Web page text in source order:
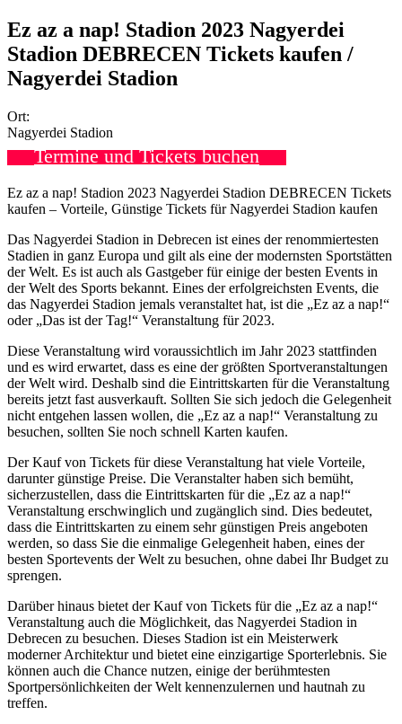
Ez az a nap! Stadion 2023 Nagyerdei
Stadion DEBRECEN Tickets kaufen /
Nagyerdei Stadion
Ort:
Nagyerdei Stadion
Termine und Tickets buchen
Ez az a nap! Stadion 2023 Nagyerdei Stadion DEBRECEN Tickets
kaufen – Vorteile, Günstige Tickets für Nagyerdei Stadion kaufen
Das Nagyerdei Stadion in Debrecen ist eines der renommiertesten
Stadien in ganz Europa und gilt als eine der modernsten Sportstätten
der Welt. Es ist auch als Gastgeber für einige der besten Events in
der Welt des Sports bekannt. Eines der erfolgreichsten Events, die
das Nagyerdei Stadion jemals veranstaltet hat, ist die „Ez az a nap!“
oder „Das ist der Tag!“ Veranstaltung für 2023.
Diese Veranstaltung wird voraussichtlich im Jahr 2023 stattfinden
und es wird erwartet, dass es eine der größten Sportveranstaltungen
der Welt wird. Deshalb sind die Eintrittskarten für die Veranstaltung
bereits jetzt fast ausverkauft. Sollten Sie sich jedoch die Gelegenheit
nicht entgehen lassen wollen, die „Ez az a nap!“ Veranstaltung zu
besuchen, sollten Sie noch schnell Karten kaufen.
Der Kauf von Tickets für diese Veranstaltung hat viele Vorteile,
darunter günstige Preise. Die Veranstalter haben sich bemüht,
sicherzustellen, dass die Eintrittskarten für die „Ez az a nap!“
Veranstaltung erschwinglich und zugänglich sind. Dies bedeutet,
dass die Eintrittskarten zu einem sehr günstigen Preis angeboten
werden, so dass Sie die einmalige Gelegenheit haben, eines der
besten Sportevents der Welt zu besuchen, ohne dabei Ihr Budget zu
sprengen.
Darüber hinaus bietet der Kauf von Tickets für die „Ez az a nap!“
Veranstaltung auch die Möglichkeit, das Nagyerdei Stadion in
Debrecen zu besuchen. Dieses Stadion ist ein Meisterwerk
moderner Architektur und bietet eine einzigartige Sporterlebnis. Sie
können auch die Chance nutzen, einige der berühmtesten
Sportpersönlichkeiten der Welt kennenzulernen und hautnah zu
treffen.